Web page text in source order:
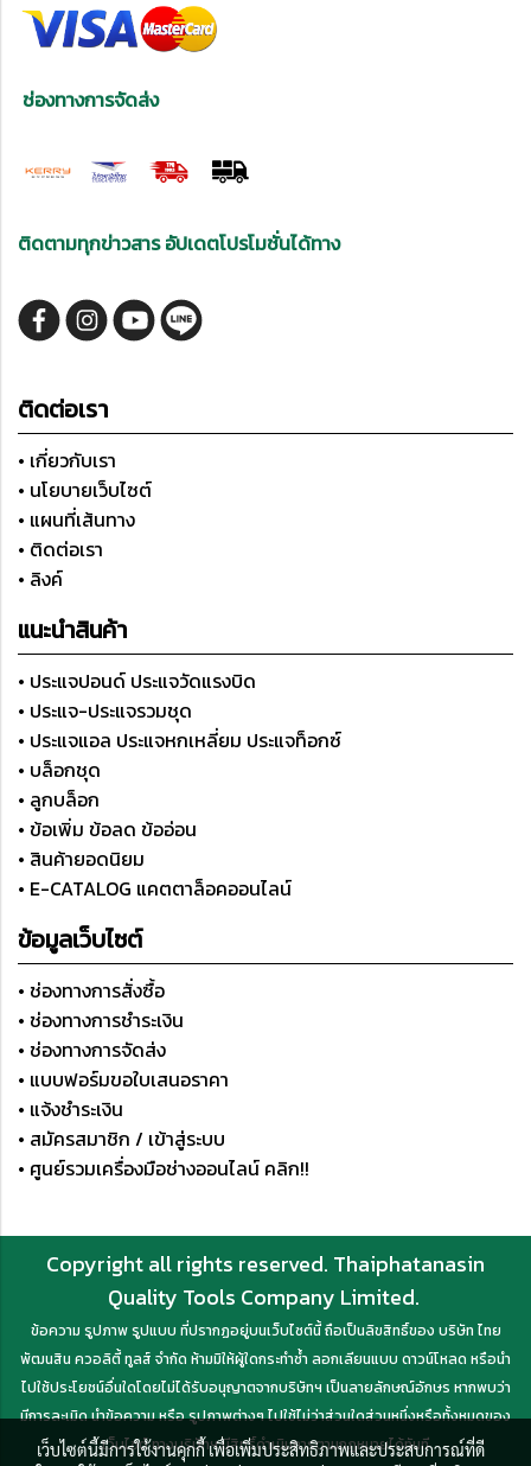
ช่องทางการจัดส่ง
ติดตามทุกข่าวสาร อัปเดตโปรโมชั่นได้ทาง
ติดต่อเรา
• เกี่ยวกับเรา
• นโยบายเว็บไซต์
• แผนที่เส้นทาง
• ติดต่อเรา
• ลิงค์
แนะนำสินค้า
• ประแจปอนด์ ประแจวัดแรงบิด
• ประแจ-ประแจรวมชุด
• ประแจแอล ประแจหกเหลี่ยม ประแจท็อกซ์
• บล็อกชุด
• ลูกบล็อก
• ข้อเพิ่ม ข้อลด ข้ออ่อน
• สินค้ายอดนิยม
• E-CATALOG แคตตาล็อคออนไลน์
ข้อมูลเว็บไซต์
• ช่องทางการสั่งซื้อ
• ช่องทางการชำระเงิน
• ช่องทางการจัดส่ง
• แบบฟอร์มขอใบเสนอราคา
• แจ้งชำระเงิน
• สมัครสมาชิก / เข้าสู่ระบบ
• ศูนย์รวมเครื่องมือช่างออนไลน์ คลิก!!
Copyright all rights reserved. Thaiphatanasin
Quality Tools Company Limited.
ข้อความ รูปภาพ รูปแบบ ที่ปรากฏอยู่บนเว็บไซต์นี้ ถือเป็นลิขสิทธิ์ของ บริษัท ไทย
พัฒนสิน ควอลิตี้ ทูลส์ จำกัด ห้ามมิให้ผู้ใดกระทำซ้ำ ลอกเลียนแบบ ดาวน์โหลด หรือนำ
ไปใช้ประโยชน์อื่นใดโดยไม่ได้รับอนุญาตจากบริษัทฯ เป็นลายลักษณ์อักษร หากพบว่า
มีการละเมิด นำข้อความ หรือ รูปภาพต่างๆ ไปใช้ไม่ว่าส่วนใดส่วนหนึ่งหรือทั้งหมดของ
เว็บไซต์ ทางบริษัทฯ มีสิทธิ์ดำเนินการตามกฎหมายได้ทันที
เว็บไซต์นี้มีการใช้งานคุกกี้ เพื่อเพิ่มประสิทธิภาพและประสบการณ์ที่ดี